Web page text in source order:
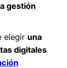
gestión
elegir una
digitales